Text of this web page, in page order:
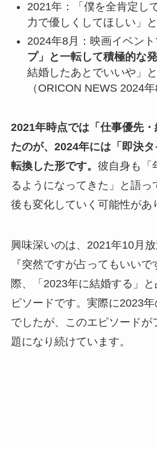
2021年：「僕を全肯定し
力で優しくしてほしい」
2024年8月：映画イベン
プ」と一転して積極的な発
結婚したあとでいいや」
（ORICON NEWS 2024年
2021年時点では「仕事優先
たのが、2024年には「即決
転換した形です。 彼自身も「
るようになってきた」と語っ
後も変化していく可能性があ
興味深いのは、2021年10月
『突然ですが占ってもいい
際、「2023年に結婚する」
ピソードです。実際に2023
でしたが、このエピソードが
題になり続けています。